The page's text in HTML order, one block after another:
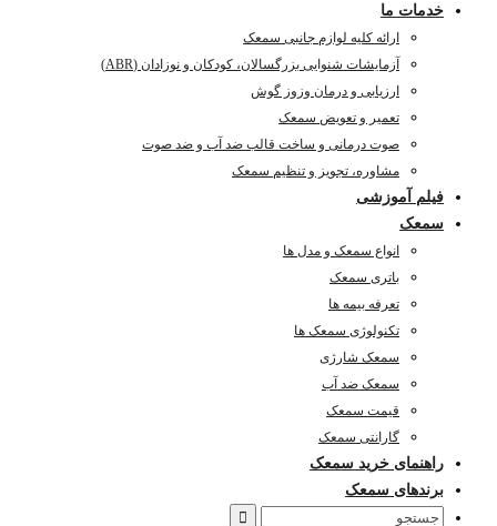
خدمات ما
ارائه کلیه لوازم جانبی سمعک
آزمایشات شنوایی بزرگسالان، کودکان و نوزادان (ABR)
ارزیابی و درمان وزوز گوش
تعمیر و تعویض سمعک
صوت درمانی و ساخت قالب ضد آب و ضد صوت
مشاوره، تجویز و تنظیم سمعک
فیلم آموزشی
سمعک
انواع سمعک و مدل ها
باتری سمعک
تعرفه بیمه ها
تکنولوژی سمعک ها
سمعک شارژی
سمعک ضد آب
قیمت سمعک
گارانتی سمعک
راهنمای خرید سمعک
برندهای سمعک
Search